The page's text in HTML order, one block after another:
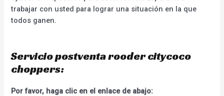
trabajar con usted para lograr una situación en la que
todos ganen.
Servicio postventa rooder citycoco
choppers:
Por favor, haga clic en el enlace de abajo: